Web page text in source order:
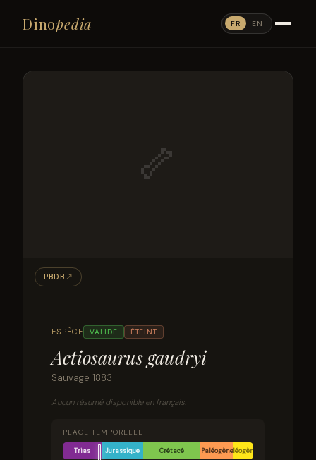
Dinopedia FR EN
ESPÈCE VALIDE ÉTEINT
Actiosaurus gaudryi
Sauvage 1883
Aucun résumé disponible en français.
PLAGE TEMPORELLE
Trias Jurassique Crétacé PaléogèneNéogène
🦴
PBDB ↗